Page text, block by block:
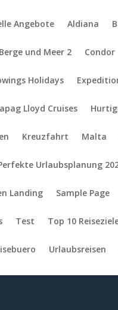
Angebote Aldiana
Berge und Meer 2 Condor
Holidays
Lloyd Cruises
Kreuzfahrt Malta
Urlaubsplanung
Landing Sample Page
Test Top 10
Urlaubsreisen